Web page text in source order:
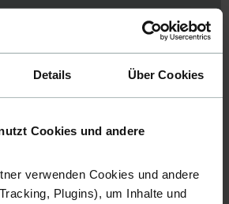
Details Über Cookies
Cookies und andere
verwenden Cookies und andere
Plugins), um Inhalte und
Verwaltungsgebäude
Offenbach am Main